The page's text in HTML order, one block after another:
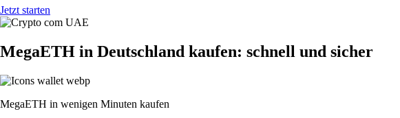
Jetzt starten
MegaETH in Deutschland kaufen: schnell und sicher
MegaETH in wenigen Minuten kaufen